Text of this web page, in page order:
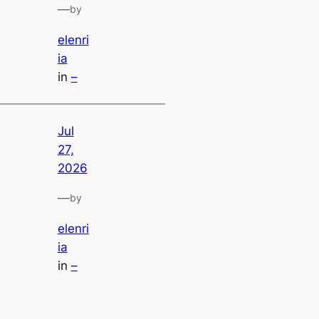
—by
elenri
ia
in –
Jul
27,
2026
—by
elenri
ia
in –